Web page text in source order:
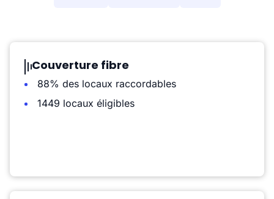
Couverture fibre
88% des locaux raccordables
1449 locaux éligibles